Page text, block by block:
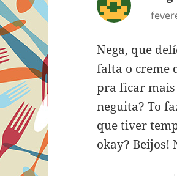
Nega, que
falta o creme
pra ficar
neguita? To
que tiver
okay? Beijos!